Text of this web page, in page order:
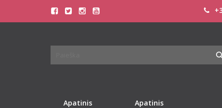
Apatinis
Apatinis
Valentino dienos dovana